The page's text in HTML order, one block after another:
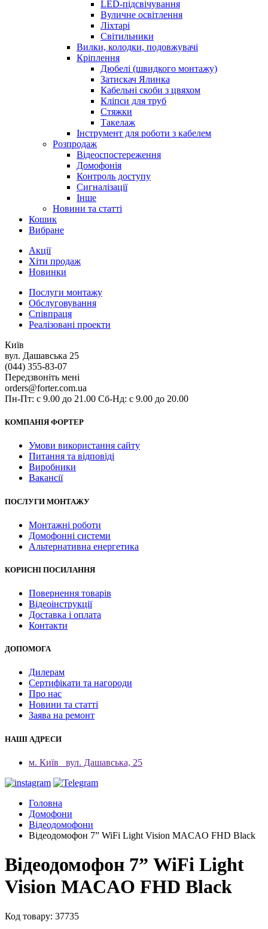
LED-підсвічування
Вуличне освітлення
Ліхтарі
Світильники
Вилки, колодки, подовжувачі
Кріплення
Дюбелі (швидкого монтажу)
Затискач Ялинка
Кабельні скоби з цвяхом
Кліпси для труб
Стяжки
Такелаж
Інструмент для роботи з кабелем
Розпродаж
Відеоспостереження
Домофонія
Контроль доступу
Сигналізації
Інше
Новини та статті
Кошик
Вибране
Акції
Хіти продаж
Новинки
Послуги монтажу
Обслуговування
Співпраця
Реалізовані проекти
Київ
вул. Дашавська 25
(044) 355-83-07
Передзвоніть мені
orders@forter.com.ua
Пн-Пт: с 9.00 до 21.00 Сб-Нд: с 9.00 до 20.00
КОМПАНІЯ ФОРТЕР
Умови використання сайту
Питання та відповіді
Виробники
Вакансії
ПОСЛУГИ МОНТАЖУ
Монтажні роботи
Домофонні системи
Альтернативна енергетика
КОРИСНІ ПОСИЛАННЯ
Повернення товарів
Відеоінструкції
Доставка і оплата
Контакти
ДОПОМОГА
Дилерам
Сертифікати та нагороди
Про нас
Новини та статті
Заява на ремонт
НАШІ АДРЕСИ
м. Київ вул. Дашавська, 25
Головна
Домофони
Відеодомофони
Відеодомофон 7” WiFi Light Vision MACAO FHD Black
Відеодомофон 7” WiFi Light
Vision MACAO FHD Black
Код товару: 37735